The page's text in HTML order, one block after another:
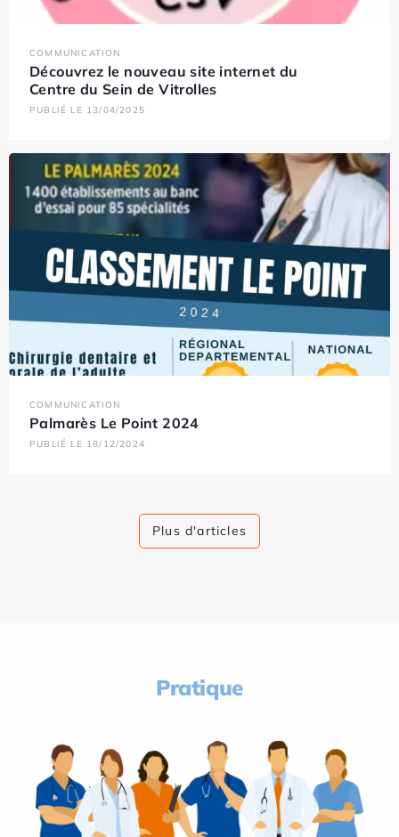
COMMUNICATION
Découvrez le nouveau site internet du
Centre du Sein de Vitrolles
PUBLIÉ LE 13/04/2025
COMMUNICATION
Palmarès Le Point 2024
PUBLIÉ LE 18/12/2024
Plus d'articles
Pratique